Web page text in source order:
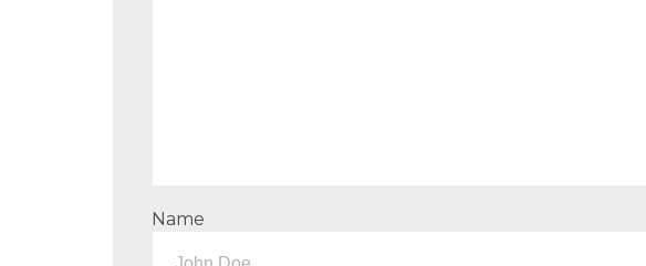
Name